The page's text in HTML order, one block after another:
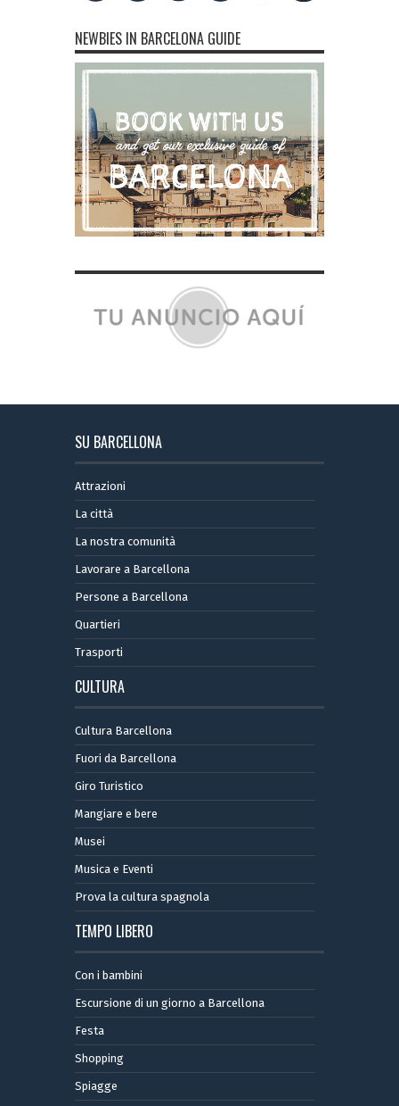
NEWBIES IN BARCELONA GUIDE
SU BARCELLONA
Attrazioni
La città
La nostra comunità
Lavorare a Barcellona
Persone a Barcellona
Quartieri
Trasporti
CULTURA
Cultura Barcellona
Fuori da Barcellona
Giro Turistico
Mangiare e bere
Musei
Musica e Eventi
Prova la cultura spagnola
TEMPO LIBERO
Con i bambini
Escursione di un giorno a Barcellona
Festa
Shopping
Spiagge